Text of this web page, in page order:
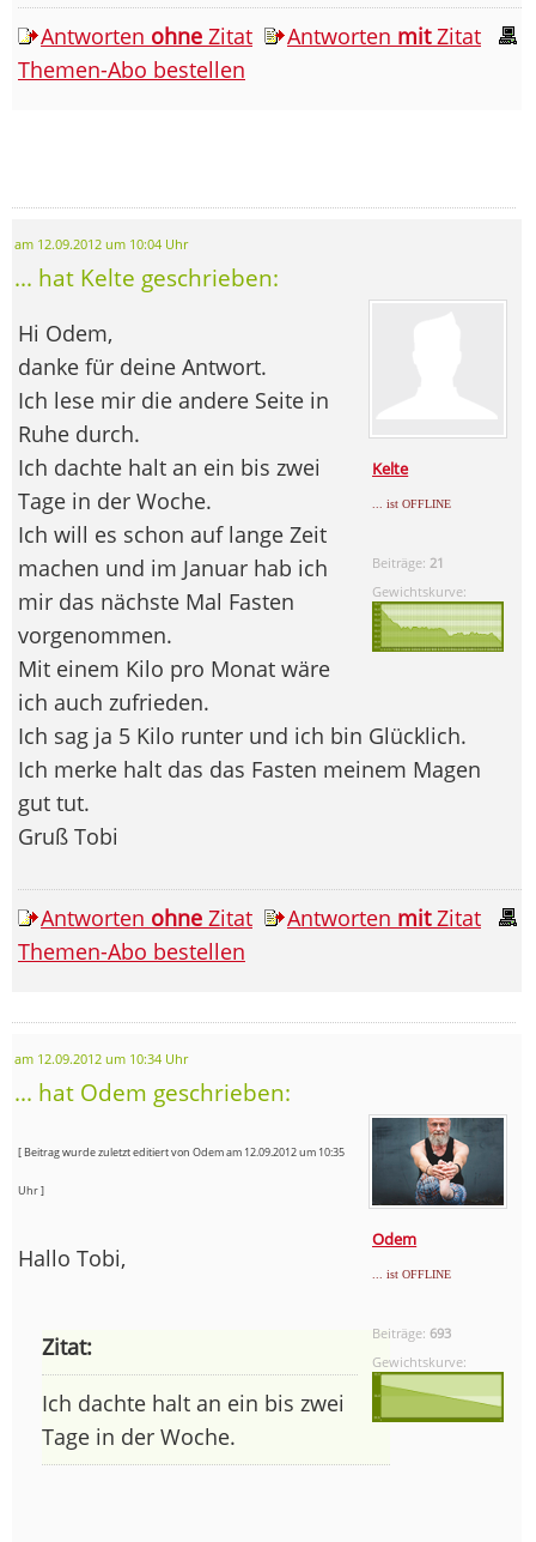
Antworten ohne Zitat Antworten mitZitat
Themen-Abo bestellen
am 12.09.2012 um 10:04 Uhr
... hat Kelte geschrieben:
Kelte
... ist OFFLINE
Beiträge: 21
Gewichtskurve:
Hi Odem,
danke für deine Antwort.
Ich lese mir die andere Seite in
Ruhe durch.
Ich dachte halt an ein bis zwei
Tage in der Woche.
Ich will es schon auf lange Zeit
machen und im Januar hab ich
mir das nächste Mal Fasten
vorgenommen.
Mit einem Kilo pro Monat wäre
ich auch zufrieden.
Ich sag ja 5 Kilo runter und ich bin Glücklich.
Ich merke halt das das Fasten meinem Magen
gut tut.
Gruß Tobi
Antworten ohne Zitat Antworten mitZitat
Themen-Abo bestellen
am 12.09.2012 um 10:34 Uhr
... hat Odem geschrieben:
Odem
... ist OFFLINE
Beiträge:693
Gewichtskurve:
[ Beitrag wurde zuletzt editiert von Odem am 12.09.2012 um 10:35
Uhr ]
Hallo Tobi,
Zitat:
Ich dachte halt an ein bis zwei
Tage in der Woche.